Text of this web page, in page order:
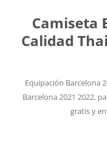
Camiseta
Calidad
Equipación Barcelona
Barcelona 2021 2022,
gratis y